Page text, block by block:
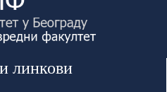
линкови